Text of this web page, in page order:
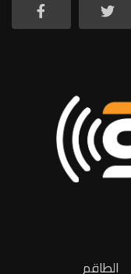
الطاقم